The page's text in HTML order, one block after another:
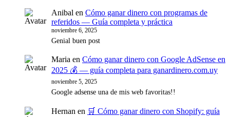
Anibal en Cómo ganar dinero con programas de
referidos — Guía completa y práctica
noviembre 6, 2025
Genial buen post
Maria en Cómo ganar dinero con Google AdSense en
2025 💰 — guía completa para ganardinero.com.uy
noviembre 5, 2025
Google adsense una de mis web favoritas!!
Hernan en 🛒 Cómo ganar dinero con Shopify: guía